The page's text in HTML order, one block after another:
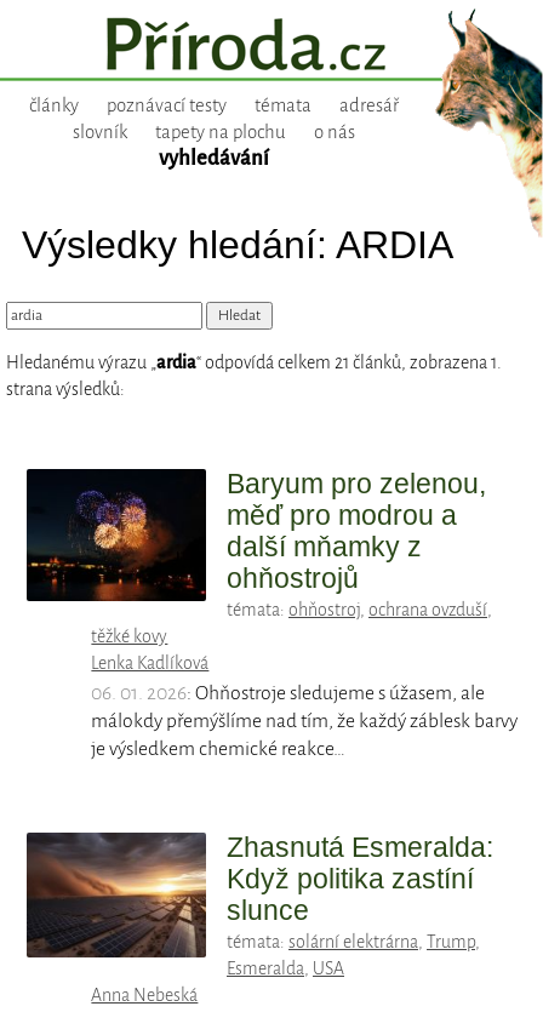
články poznávací testy témata
adresář
slovník
tapety na plochu o nás
vyhledávání
Výsledky hledání: ARDIA
Hledanému výrazu „ardia“ odpovídá celkem 21 článků, zobrazena 1.
strana výsledků:
Baryum pro zelenou,
měď pro modrou a
další mňamky z
ohňostrojů
témata: ohňostroj, ochrana ovzduší,
těžké kovy
Lenka Kadlíková
06. 01. 2026: Ohňostroje sledujeme s úžasem, ale
málokdy přemýšlíme nad tím, že každý záblesk barvy
je výsledkem chemické reakce…
Zhasnutá Esmeralda:
Když politika zastíní
slunce
témata: solární elektrárna, Trump,
Esmeralda, USA
Anna Nebeská